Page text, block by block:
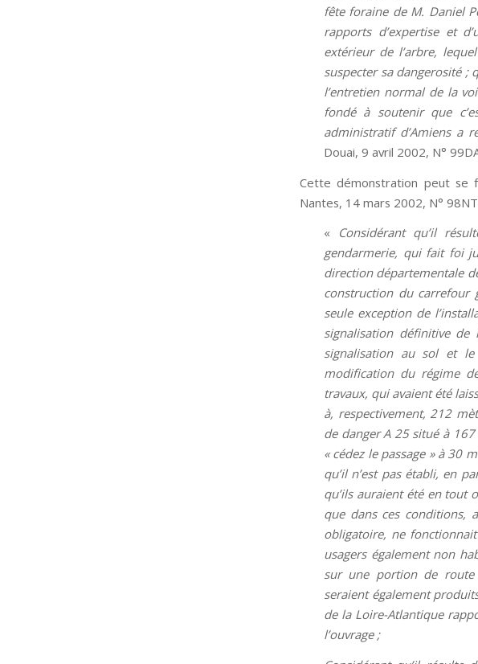
fête foraine de M. Daniel
rapports d’expertise et
extérieur de l’arbre,
suspecter sa dangerosité ;
l’entretien normal de la
fondé à soutenir que
administratif d’Amiens a
Douai, 9 avril 2002, N°
Cette démonstration peut se
Nantes, 14 mars 2002, N°
« Considérant qu’il
gendarmerie, qui fait foi
direction départementale
construction du carrefour
seule exception de
signalisation définitive de
signalisation au sol et
modification du régime
travaux, qui avaient été
à, respectivement, 212
de danger A 25 situé à
« cédez le passage » à 30
qu’il n’est pas établi, en
qu’ils auraient été en tout
que dans ces conditions,
obligatoire, ne
usagers également non
sur une portion de route
seraient également
de la Loire-Atlantique
l’ouvrage ;